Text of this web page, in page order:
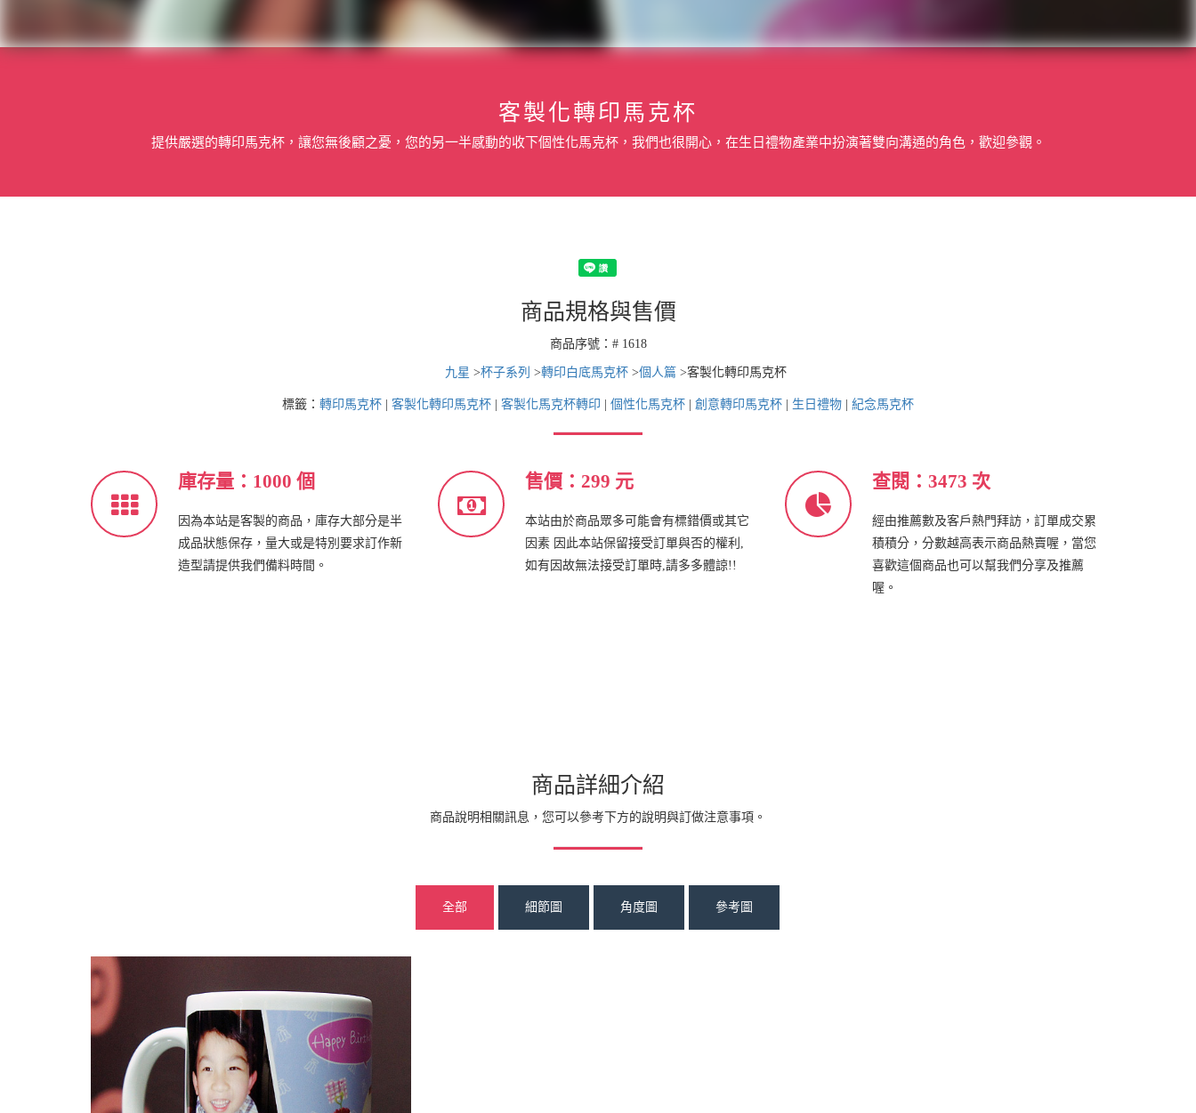
客製化轉印馬克杯
提供嚴選的轉印馬克杯，讓您無後顧之憂，您的另一半感動的收下個性化馬克杯，我們也很開心，在生日禮物產業中扮演著雙向溝通的角色，歡迎參觀。
商品規格與售價
商品序號：# 1618
九星 >杯子系列 >轉印白底馬克杯 >個人篇 >客製化轉印馬克杯
標籤： 轉印馬克杯 客製化轉印馬克杯 客製化馬克杯轉印 個性化馬克杯 創意轉印馬克杯 生日禮物 紀念馬克杯
庫存量：1000 個
因為本站是客製的商品，庫存大部分是半
成品狀態保存，量大或是特別要求訂作新
造型請提供我們備料時間。
售價：299 元
本站由於商品眾多可能會有標錯價或其它
因素 因此本站保留接受訂單與否的權利,
如有因故無法接受訂單時,請多多體諒!!
查閱：3473 次
經由推薦數及客戶熱門拜訪，訂單成交累
積積分，分數越高表示商品熱賣喔，當您
喜歡這個商品也可以幫我們分享及推薦
喔。
商品詳細介紹
商品說明相關訊息，您可以參考下方的說明與訂做注意事項。
全部 細節圖 角度圖 參考圖